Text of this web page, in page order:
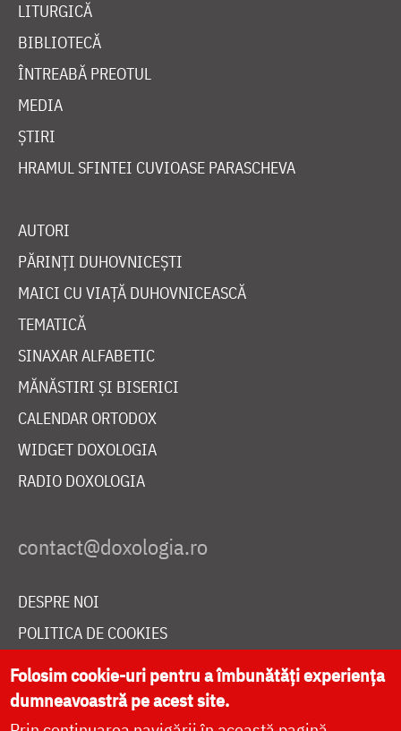
LITURGICĂ
BIBLIOTECĂ
ÎNTREABĂ PREOTUL
MEDIA
ȘTIRI
HRAMUL SFINTEI CUVIOASE PARASCHEVA
AUTORI
PĂRINȚI DUHOVNICEȘTI
MAICI CU VIAȚĂ DUHOVNICEASCĂ
TEMATICĂ
SINAXAR ALFABETIC
MĂNĂSTIRI ȘI BISERICI
CALENDAR ORTODOX
WIDGET DOXOLOGIA
RADIO DOXOLOGIA
DESPRE NOI
POLITICA DE COOKIES
DONEAZĂ ONLINE PENTRU CATEDRALA NAȚIONALĂ
Folosim cookie-uri pentru a îmbunătăți experiența
dumneavoastră pe acest site.